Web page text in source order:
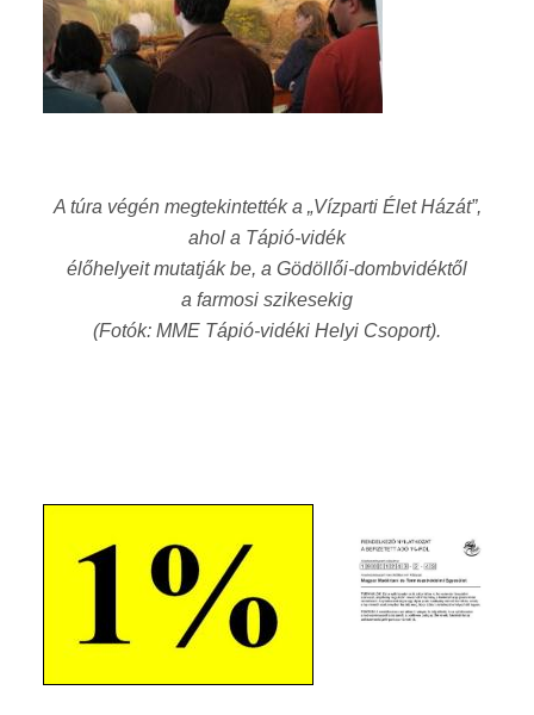
A túra végén megtekintették a „Vízparti Élet Házát”,
ahol a Tápió-vidék
élőhelyeit mutatják be, a Gödöllői-dombvidéktől
a farmosi szikesekig
(Fotók: MME Tápió-vidéki Helyi Csoport).